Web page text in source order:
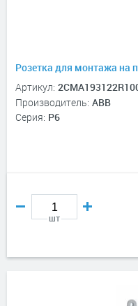
Розетка для монтажа на
Артикул:
Производитель: ABB
Серия: P6
шт